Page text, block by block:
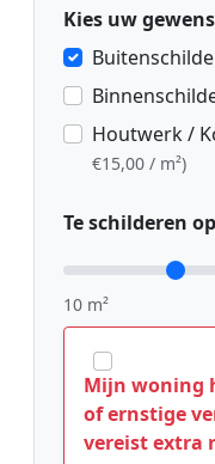
Kies uw
Houtwerk /
€15,00 / m²)
Te schilderen
10 m²
Mijn woning
of ernstige
vereist extra